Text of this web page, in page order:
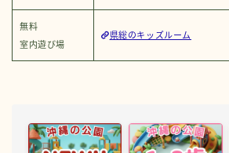
無料
室内遊び場
県総のキッズルーム